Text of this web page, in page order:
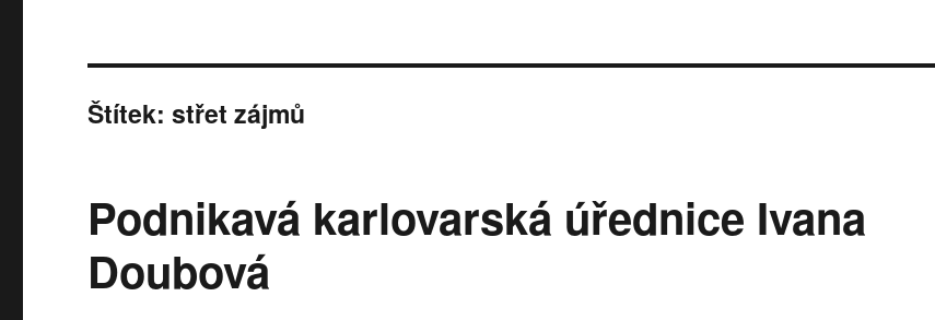
Štítek:střet zájmů
Podnikavá karlovarská úřednice Ivana
Doubová